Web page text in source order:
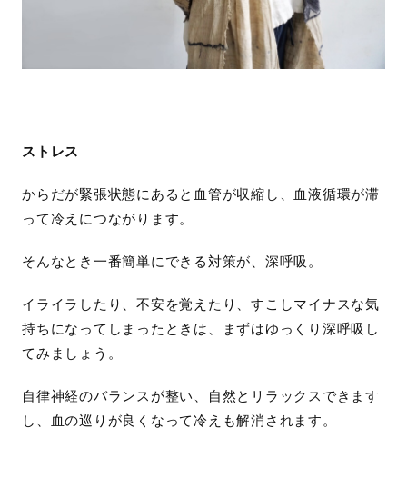
ストレス
からだが緊張状態にあると血管が収縮し、血液循環が滞
って冷えにつながります。
そんなとき一番簡単にできる対策が、深呼吸。
イライラしたり、不安を覚えたり、すこしマイナスな気
持ちになってしまったときは、まずはゆっくり深呼吸し
てみましょう。
自律神経のバランスが整い、自然とリラックスできます
し、血の巡りが良くなって冷えも解消されます。